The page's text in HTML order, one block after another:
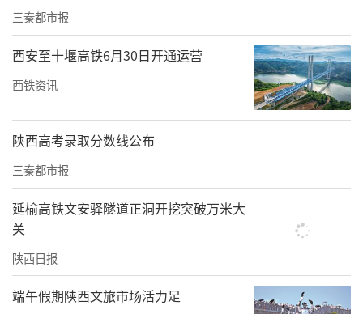
三秦都市报
西安至十堰高铁6月30日开通运营
西铁资讯
陕西高考录取分数线公布
三秦都市报
延榆高铁文安驿隧道正洞开挖突破万米大
关
陕西日报
端午假期陕西文旅市场活力足